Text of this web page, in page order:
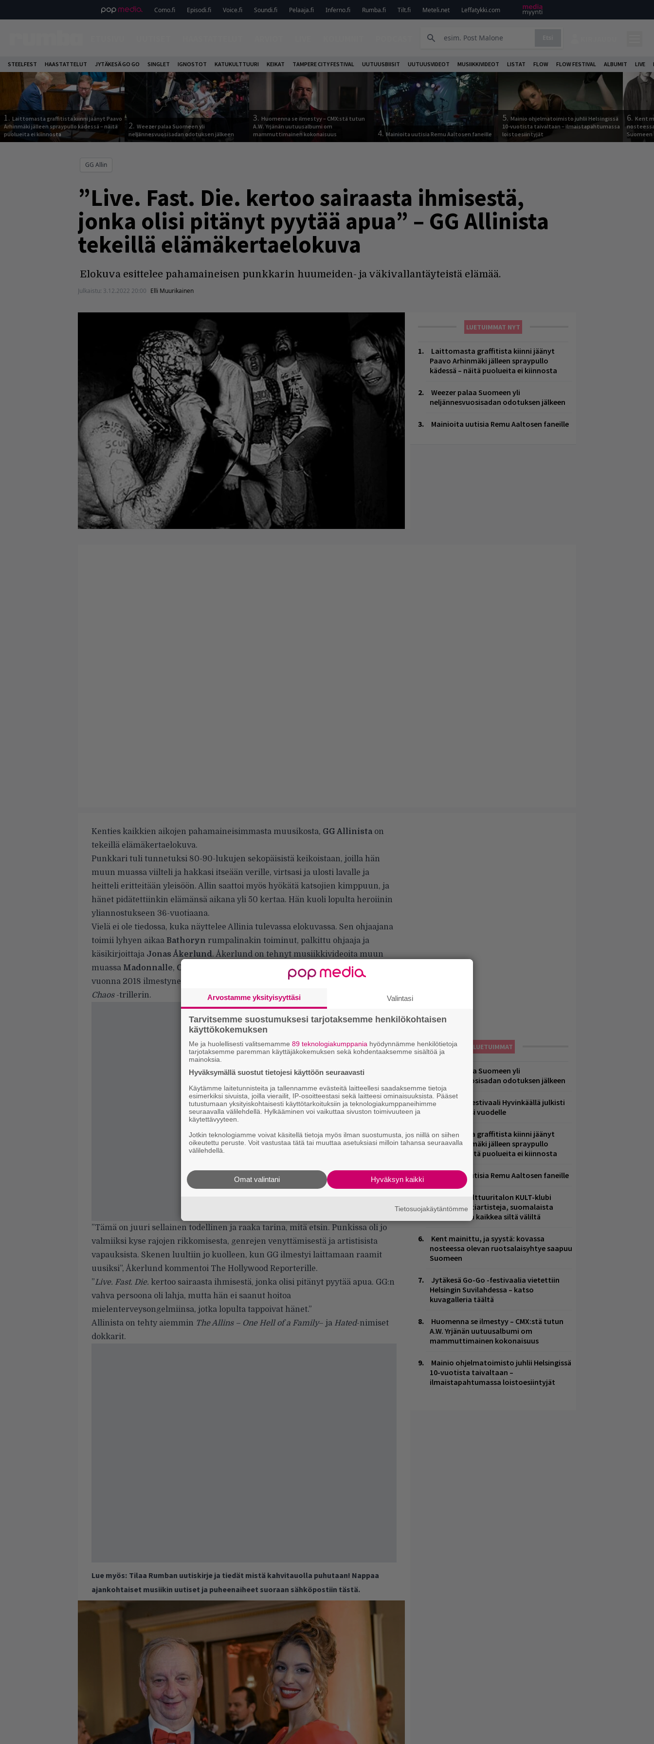
Como.fi Episodi.fi Voice.fi Soundi.fi Pelaaja.fi Inferno.fi Rumba.fi Tilt.fi Meteli.net Leffatykki.com
STEELFEST HAASTATTELUT JYTÄKESÄ GO GO SINGLET IGNOSTOT KATUKULTTUURI KEIKAT TAMPERE CITY FESTIVAL UUTUUSBIISIT UUTUUSVIDEOT MUSIIKKIVIDEOT LISTAT FLOW FLOW FESTIVAL ALBUMIT LIVE
1. Laittomasta graffitista kiinni jäänyt Paavo
Arhinmäki jälleen spraypullo kädessä – näitä
puolueita ei kiinnosta
2. Weezer palaa Suomeen yli
neljännesvuosisadan odotuksen jälkeen
3. Huomenna se ilmestyy – CMX:stä tutun
A.W. Yrjänän uutuusalbumi om
mammuttimainen kokonaisuus
4.Mainioita uutisia Remu Aaltosen faneille
5. Mainio ohjelmatoimisto juhlii Helsingissä
10-vuotista taivaltaan – ilmaistapahtumassa
loistoesiintyjät
6. Kent
Suomeen
GG Allin
”Live. Fast. Die. kertoo sairaasta ihmisestä,
jonka olisi pitänyt pyytää apua” – GG Allinista
tekeillä elämäkertaelokuva
Elokuva esittelee pahamaineisen punkkarin huumeiden- ja väkivallantäyteistä elämää.
Julkaistu: 3.12.2022 20:00 Elli Muurikainen
LUETUIMMAT NYT
Laittomasta graffitista kiinni jäänyt
Paavo Arhinmäki jälleen spraypullo
kädessä – näitä puolueita ei kiinnosta
Weezer palaa Suomeen yli
neljännesvuosisadan odotuksen jälkeen
Mainioita uutisia Remu Aaltosen faneille
Kenties kaikkien aikojen pahamaineisimmasta muusikosta, GG Allinistaon
tekeillä elämäkertaelokuva.
Punkkari tuli tunnetuksi 80-90-lukujen sekopäisistä keikoistaan, joilla hän
muun muassa viilteli ja hakkasi itseään verille, virtsasi ja ulosti lavalle ja
heitteli eritteitään yleisöön. Allin saattoi myös hyökätä katsojien kimppuun, ja
hänet pidätettiinkin elämänsä aikana yli 50 kertaa. Hän kuoli lopulta heroiinin
yliannostukseen 36-vuotiaana.
Vielä ei ole tiedossa, kuka näyttelee Allinia tulevassa elokuvassa. Sen ohjaajana
toimii lyhyen aikaa Bathoryn rumpalinakin toiminut, palkittu ohjaaja ja
käsikirjoittaja Jonas Åkerlund. Åkerlund on tehnyt musiikkivideoita muun
muassa Madonnalle, Ozzy Osbournelle Rammsteinille. Hän ohjasi myös
vuonna 2018 ilmestyneen Norjan black metal -skenestä kertovan
Chaos-trillerin.
”Tämä on juuri sellainen todellinen ja raaka tarina, mitä etsin. Punkissa oli jo
valmiiksi kyse rajojen rikkomisesta, genrejen venyttämisestä ja artistisista
vapauksista. Skenen luultiin jo kuolleen, kun GG ilmestyi laittamaan raamit
uusiksi”, Åkerlund kommentoi The Hollywood Reporterille.
”Live. Fast. Die. kertoo sairaasta ihmisestä, jonka olisi pitänyt pyytää apua. GG:n
vahva persoona oli lahja, mutta hän ei saanut hoitoa
mielenterveysongelmiinsa, jotka lopulta tappoivat hänet.”
Allinista on tehty aiemmin The Allins – One Hell of a Family– ja Hated-nimiset
dokkarit.
Lue myös: Tilaa Rumban uutiskirje ja tiedät mistä kahvitauolla puhutaan! Nappaa
ajankohtaiset musiikin uutiset ja puheenaiheet suoraan sähköpostiin tästä.
LUETUIMMAT
Weezer palaa Suomeen yli
neljännesvuosisadan odotuksen jälkeen
Äärimetallifestivaali Hyvinkäällä julkisti
esiintyjiä ensi vuodelle
Laittomasta graffitista kiinni jäänyt
Paavo Arhinmäki jälleen spraypullo
kädessä – näitä puolueita ei kiinnosta
Mainioita uutisia Remu Aaltosen faneille
Helsingin Kulttuuritalon KULT-klubi
tarjoaa kulttiartisteja, suomalaista
osaamista ja kaikkea siltä väliltä
Kent mainittu, ja syystä: kovassa
nosteessa olevan ruotsalaisyhtye saapuu
Suomeen
Jytäkesä Go-Go -festivaalia vietettiin
Helsingin Suvilahdessa – katso
kuvagalleria täältä
Huomenna se ilmestyy – CMX:stä tutun
A.W. Yrjänän uutuusalbumi om
mammuttimainen kokonaisuus
Mainio ohjelmatoimisto juhlii Helsingissä
10-vuotista taivaltaan –
ilmaistapahtumassa loistoesiintyjät
Arvostamme yksityisyyttäsi Valintasi
Tarvitsemme suostumuksesi tarjotaksemme henkilökohtaisen
käyttökokemuksen
Me ja huolellisesti valitsemamme 89 teknologiakumppania hyödynnämme henkilötietoja
tarjotaksemme paremman käyttäjäkokemuksen sekä kohdentaaksemme sisältöä ja
mainoksia.
Hyväksymällä suostut tietojesi käyttöön seuraavasti
Käytämme laitetunnisteita ja tallennamme evästeitä laitteellesi saadaksemme tietoja
esimerkiksi sivuista, joilla vierailit, IP-osoitteestasi sekä laitteesi ominaisuuksista. Pääset
tutustumaan yksityiskohtaisesti käyttötarkoituksiin ja teknologiakumppaneihimme
seuraavalla välilehdellä. Hylkääminen voi vaikuttaa sivuston toimivuuteen ja
käytettävyyteen.
Jotkin teknologiamme voivat käsitellä tietoja myös ilman suostumusta, jos niillä on siihen
oikeutettu peruste. Voit vastustaa tätä tai muuttaa asetuksiasi milloin tahansa seuraavalla
välilehdellä.
Hyväksyn kaikki
Omat valintani
Tietosuojakäytäntömme